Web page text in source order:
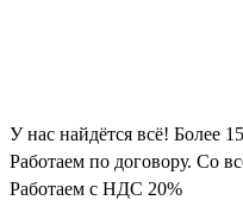
У нас найдётся всё! Более
Работаем по договору. Со
Работаем с НДС 20%